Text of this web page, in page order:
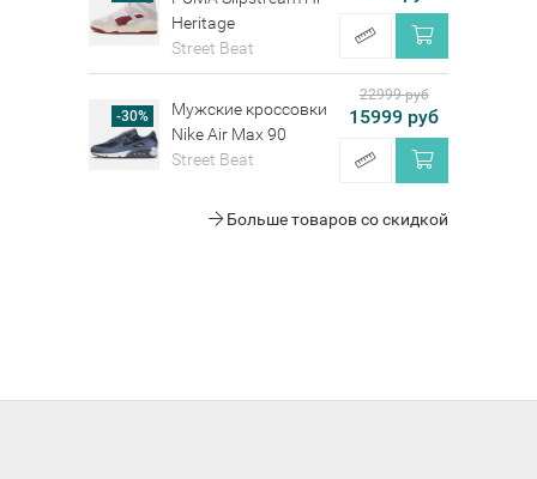
Heritage
Street Beat
-30%
Мужские кроссовки
Nike Air Max 90
Street Beat
22999 руб
15999 руб
Больше товаров со скидкой